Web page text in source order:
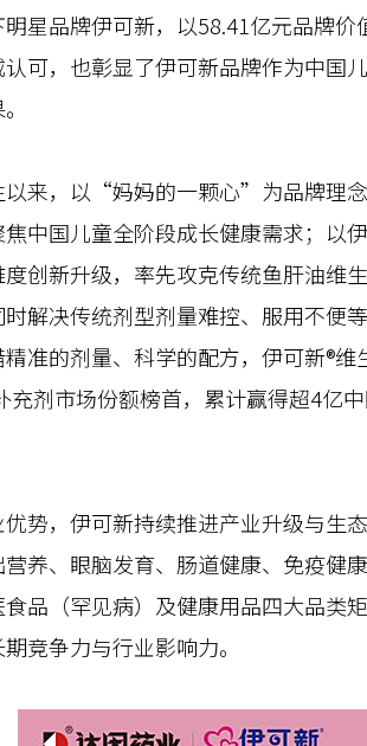
星品牌伊可新，以58.41亿元品牌
可，也彰显了伊可新品牌作为中国
来，以“妈妈的一颗心”为品牌理
中国儿童全阶段成长健康需求；以
创新升级，率先攻克传统鱼肝油维
解决传统剂型剂量难控、服用不便
准的剂量、科学的配方，伊可新®维
充剂市场份额榜首，累计赢得超4亿
，伊可新持续推进产业升级与生
养、眼脑发育、肠道健康、免疫健
食品（罕见病）及健康用品四大品
竞争力与行业影响力。